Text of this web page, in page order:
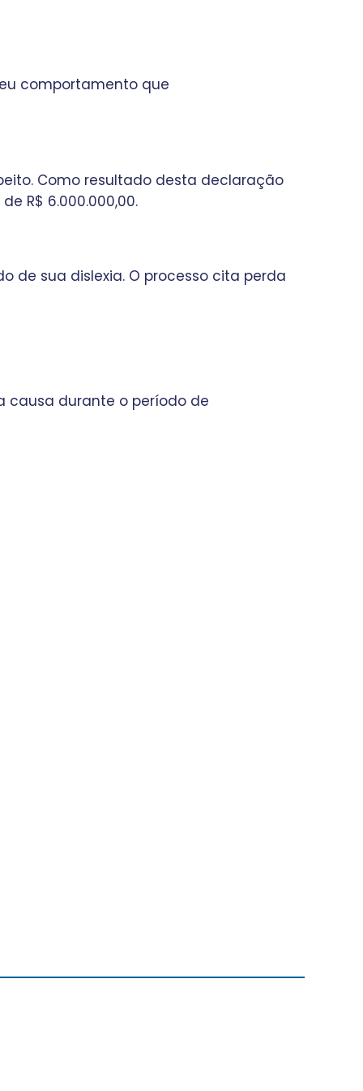
comportamento que
Como resultado desta declaração
R$ 6.000.000,00.
de sua dislexia. O processo cita perda
causa durante o período de